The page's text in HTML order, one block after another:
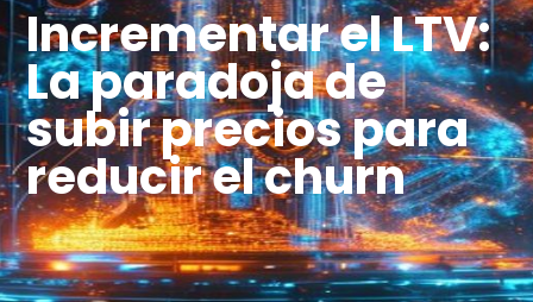
Incrementar el LTV:
La paradoja de
subir precios para
reducir el churn